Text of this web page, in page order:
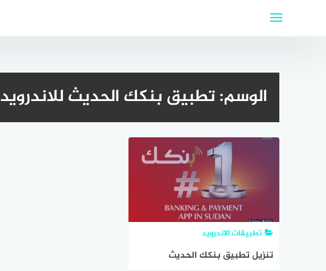
الوسم:تطبيق بنكك الحديث للاندرويد
تطبيقات الاندرويد
تنزيل تطبيق بنكك الحديث